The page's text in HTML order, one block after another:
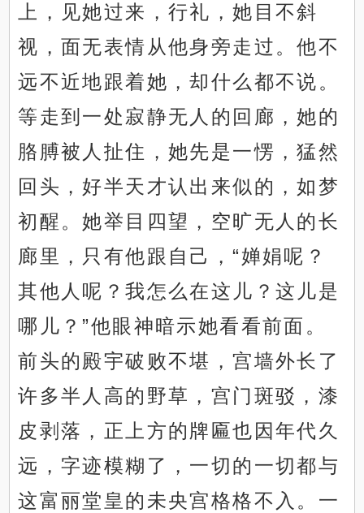
上，见她过来，行礼，她目不斜
视，面无表情从他身旁走过。他不
远不近地跟着她，却什么都不说。
等走到一处寂静无人的回廊，她的
胳膊被人扯住，她先是一愣，猛然
回头，好半天才认出来似的，如梦
初醒。她举目四望，空旷无人的长
廊里，只有他跟自己，“婵娟呢？
其他人呢？我怎么在这儿？这儿是
哪儿？”他眼神暗示她看看前面。
前头的殿宇破败不堪，宫墙外长了
许多半人高的野草，宫门斑驳，漆
皮剥落，正上方的牌匾也因年代久
远，字迹模糊了，一切的一切都与
这富丽堂皇的未央宫格格不入。一